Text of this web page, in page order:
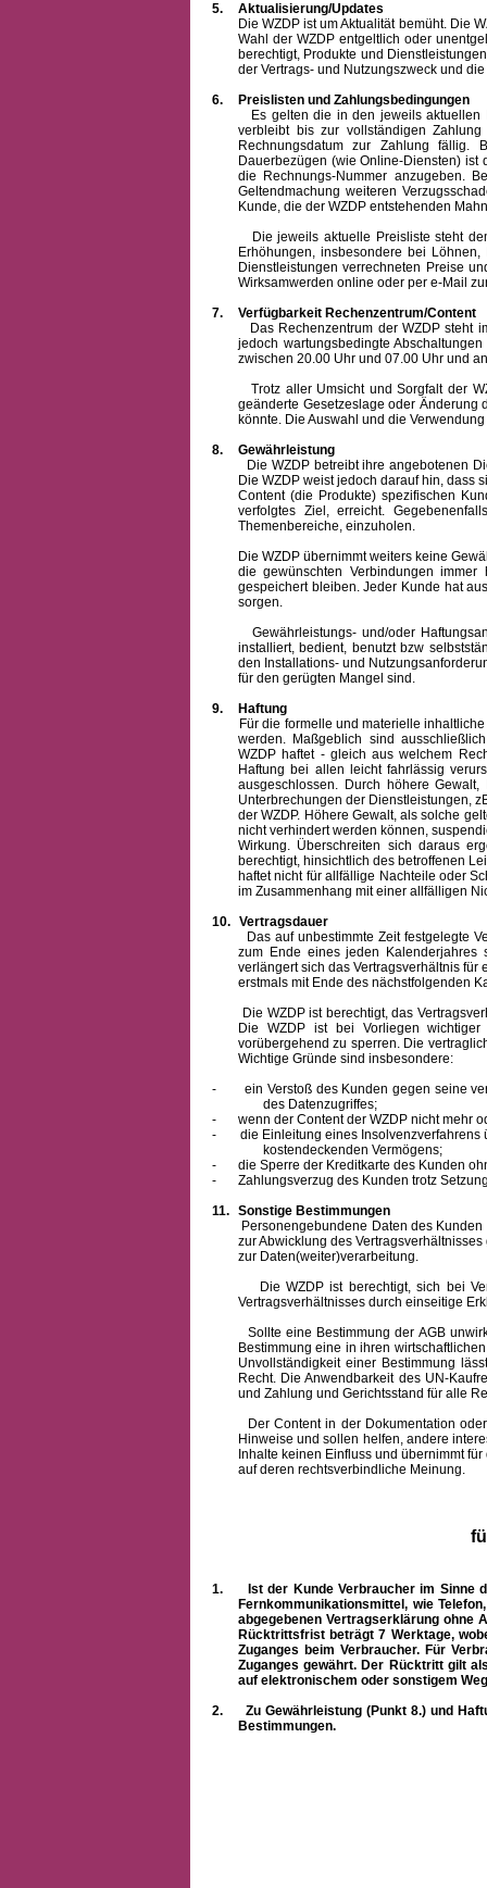
5.
Aktualisierung/Updates
Die WZDP ist um Aktualität bemüht. Die
Wahl der WZDP entgeltlich oder
berechtigt, Produkte und
der Vertrags- und Nutzungszweck und
6.
Preislisten und Zahlungsbedingungen
Es gelten die in den jeweils aktuellen
verbleibt bis zur vollständigen
Rechnungsdatum zur Zahlung fällig.
Dauerbezügen (wie Online-Diensten)
die Rechnungs-Nummer anzugeben.
Geltendmachung weiteren
Kunde, die der WZDP entstehenden
Die jeweils aktuelle Preisliste steht dem
Erhöhungen, insbesondere bei
Dienstleistungen verrechneten Preise
Wirksamwerden online oder per e-Mail
7.
Verfügbarkeit Rechenzentrum/Content
Das Rechenzentrum der WZDP steht im
jedoch wartungsbedingte
zwischen 20.00 Uhr und 07.00 Uhr und
Trotz aller Umsicht und Sorgfalt der
geänderte Gesetzeslage oder Änderung
könnte. Die Auswahl und die
8.
Gewährleistung
Die WZDP betreibt ihre angebotenen
Die WZDP weist jedoch darauf hin, dass
Content (die Produkte) spezifischen
verfolgtes Ziel, erreicht.
Themenbereiche, einzuholen.
Die WZDP übernimmt weiters keine
die gewünschten Verbindungen
gespeichert bleiben. Jeder Kunde hat
sorgen.
Gewährleistungs- und/oder
installiert, bedient, benutzt bzw
den Installations- und
für den gerügten Mangel sind.
9.
Haftung
Für die formelle und materielle
werden. Maßgeblich sind
WZDP haftet - gleich aus welchem
Haftung bei allen leicht fahrlässig
ausgeschlossen. Durch höhere
Unterbrechungen der Dienstleistungen,
der WZDP. Höhere Gewalt, als solche
nicht verhindert werden können,
Wirkung. Überschreiten sich daraus
berechtigt, hinsichtlich des betroffenen
haftet nicht für allfällige Nachteile oder
im Zusammenhang mit einer allfälligen
10. Vertragsdauer
Das auf unbestimmte Zeit festgelegte
zum Ende eines jeden Kalenderjahres
verlängert sich das Vertragsverhältnis
erstmals mit Ende des nächstfolgenden
Die WZDP ist berechtigt, das
Die WZDP ist bei Vorliegen
vorübergehend zu sperren. Die
Wichtige Gründe sind insbesondere:
-
ein Verstoß des Kunden gegen seine
des Datenzugriffes;
-
wenn der Content der WZDP nicht mehr
-
die Einleitung eines
kostendeckenden Vermögens;
-
die Sperre der Kreditkarte des Kunden
-
Zahlungsverzug des Kunden trotz
11. Sonstige Bestimmungen
Personengebundene Daten des Kunden
zur Abwicklung des
zur Daten(weiter)verarbeitung.
Die WZDP ist berechtigt, sich bei
Vertragsverhältnisses durch einseitige
Sollte eine Bestimmung der AGB
Bestimmung eine in ihren
Unvollständigkeit einer Bestimmung
Recht. Die Anwendbarkeit des UN-
und Zahlung und Gerichtsstand für alle
Der Content in der Dokumentation oder
Hinweise und sollen helfen, andere
Inhalte keinen Einfluss und übernimmt
auf deren rechtsverbindliche Meinung.
1.
Ist der Kunde Verbraucher im Sinne
Fernkommunikationsmittel, wie
abgegebenen Vertragserklärung ohne
Rücktrittsfrist beträgt 7 Werktage,
Zuganges beim Verbraucher. Für
Zuganges gewährt. Der Rücktritt gilt
auf elektronischem oder sonstigem
2.
Zu Gewährleistung (Punkt 8.) und
Bestimmungen.